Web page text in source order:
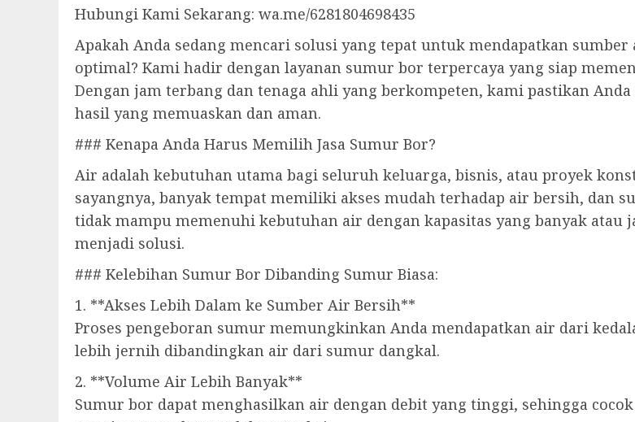
Hubungi Kami Sekarang: wa.me/6281804698435
Apakah Anda sedang mencari solusi yang tepat untuk mendapatkan sumber
optimal? Kami hadir dengan layanan sumur bor terpercaya yang siap
Dengan jam terbang dan tenaga ahli yang berkompeten, kami pastikan
hasil yang memuaskan dan aman.
### Kenapa Anda Harus Memilih Jasa Sumur Bor?
Air adalah kebutuhan utama bagi seluruh keluarga, bisnis, atau proyek
sayangnya, banyak tempat memiliki akses mudah terhadap air bersih, dan
tidak mampu memenuhi kebutuhan air dengan kapasitas yang banyak
menjadi solusi.
### Kelebihan Sumur Bor Dibanding Sumur Biasa:
1. **Akses Lebih Dalam ke Sumber Air Bersih**
Proses pengeboran sumur memungkinkan Anda mendapatkan air dari
lebih jernih dibandingkan air dari sumur dangkal.
2. **Volume Air Lebih Banyak**
Sumur bor dapat menghasilkan air dengan debit yang tinggi, sehingga